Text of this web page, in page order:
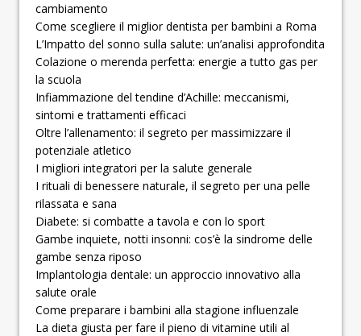
cambiamento
Come scegliere il miglior dentista per bambini a Roma
L’Impatto del sonno sulla salute: un’analisi approfondita
Colazione o merenda perfetta: energie a tutto gas per
la scuola
Infiammazione del tendine d’Achille: meccanismi,
sintomi e trattamenti efficaci
Oltre l’allenamento: il segreto per massimizzare il
potenziale atletico
I migliori integratori per la salute generale
I rituali di benessere naturale, il segreto per una pelle
rilassata e sana
Diabete: si combatte a tavola e con lo sport
Gambe inquiete, notti insonni: cos’è la sindrome delle
gambe senza riposo
Implantologia dentale: un approccio innovativo alla
salute orale
Come preparare i bambini alla stagione influenzale
La dieta giusta per fare il pieno di vitamine utili al